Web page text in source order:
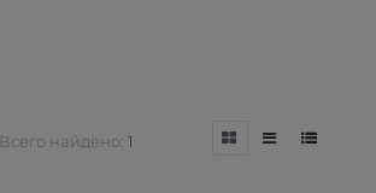
Всего найдено: 1